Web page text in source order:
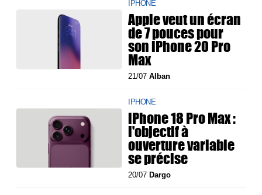
IPHONE
Apple veut un écran
de 7 pouces pour
son iPhone 20 Pro
Max
21/07Alban
IPHONE
iPhone 18 Pro Max :
l'objectif à
ouverture variable
se précise
20/07 Dargo